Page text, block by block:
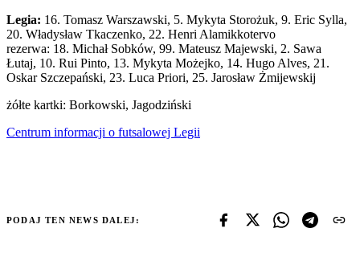
Legia: 16. Tomasz Warszawski, 5. Mykyta Storożuk, 9. Eric Sylla,
20. Władysław Tkaczenko, 22. Henri Alamikkotervo
rezerwa: 18. Michał Sobków, 99. Mateusz Majewski, 2. Sawa
Łutaj, 10. Rui Pinto, 13. Mykyta Możejko, 14. Hugo Alves, 21.
Oskar Szczepański, 23. Luca Priori, 25. Jarosław Żmijewskij
żółte kartki: Borkowski, Jagodziński
Centrum informacji o futsalowej Legii
PODAJ TEN NEWS DALEJ: